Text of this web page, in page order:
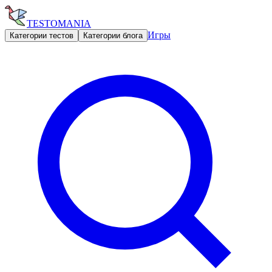
TESTOMANIA
Категории тестов Категории блога Игры